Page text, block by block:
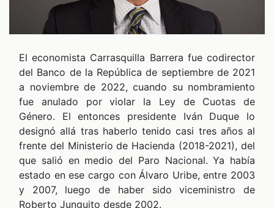
El economista Carrasquilla Barrera fue codirector
del Banco de la República de septiembre de 2021
a noviembre de 2022, cuando su nombramiento
fue anulado por violar la Ley de Cuotas de
Género. El entonces presidente Iván Duque lo
designó allá tras haberlo tenido casi tres años al
frente del Ministerio de Hacienda (2018-2021), del
que salió en medio del Paro Nacional. Ya había
estado en ese cargo con Álvaro Uribe, entre 2003
y 2007, luego de haber sido viceministro de
Roberto Junguito desde 2002.